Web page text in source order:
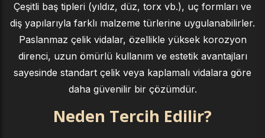
Çeşitli baş tipleri (yıldız, düz, torx vb.), uç formları ve
diş yapılarıyla farklı malzeme türlerine uygulanabilirler.
Paslanmaz çelik vidalar, özellikle yüksek korozyon
direnci, uzun ömürlü kullanım ve estetik avantajları
sayesinde standart çelik veya kaplamalı vidalara göre
daha güvenilir bir çözümdür.
Neden Tercih Edilir?